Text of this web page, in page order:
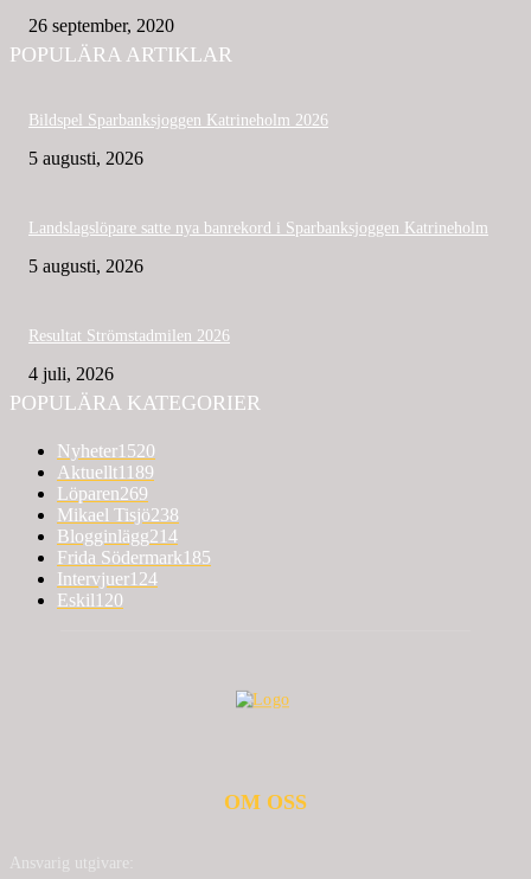
26 september, 2020
POPULÄRA ARTIKLAR
Bildspel Sparbanksjoggen Katrineholm 2026
5 augusti, 2026
Landslagslöpare satte nya banrekord i Sparbanksjoggen Katrineholm
5 augusti, 2026
Resultat Strömstadmilen 2026
4 juli, 2026
POPULÄRA KATEGORIER
Nyheter1520
Aktuellt1189
Löparen269
Mikael Tisjö238
Blogginlägg214
Frida Södermark185
Intervjuer124
Eskil120
OM OSS
Ansvarig utgivare: